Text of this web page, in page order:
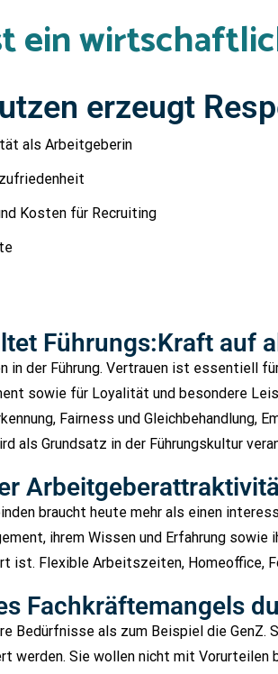
ein
erzeugt
als Arbeitgeberin
Kosten für Recruiting
Führungs:Kraft auf
in der Führung. Vertrauen ist essentiell
sowie für Loyalität und besondere
Fairness und Gleichbehandlung,
als Grundsatz in der Führungskultur
braucht heute mehr als einen
ihrem Wissen und Erfahrung
ist. Flexible Arbeitszeiten, Homeoffice,
Fachkräftemangels
Bedürfnisse als zum Beispiel die
werden. Sie wollen nicht mit